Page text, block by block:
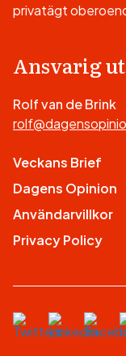
privatägt
Ansvarig
Rolf van de Brink
Veckans Brief
Dagens Opinion
Användarvillkor
Privacy Policy